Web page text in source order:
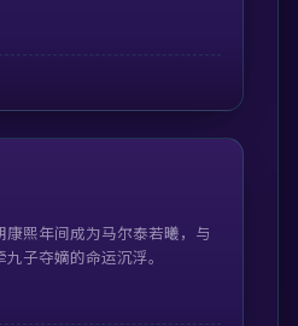
54:57
熙年间成为马尔泰若曦，与
子夺嫡的命运沉浮。